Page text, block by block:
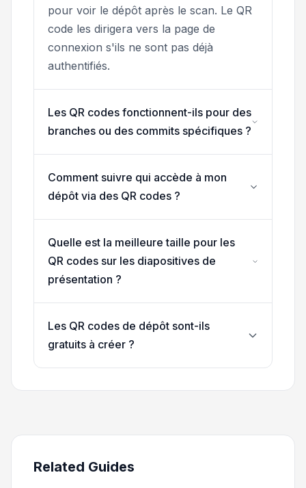
pour voir le dépôt après le scan. Le QR
code les dirigera vers la page de
connexion s'ils ne sont pas déjà
authentifiés.
Les QR codes fonctionnent-ils pour des
branches ou des commits spécifiques ?
Comment suivre qui accède à mon
dépôt via des QR codes ?
Quelle est la meilleure taille pour les
QR codes sur les diapositives de
présentation ?
Les QR codes de dépôt sont-ils
gratuits à créer ?
Related Guides